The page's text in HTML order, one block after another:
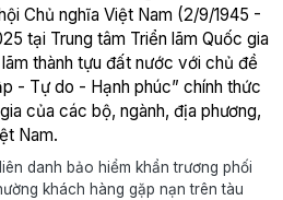
Chủ nghĩa Việt Nam (2/9/1945 -
tại Trung tâm Triển lãm Quốc gia
thành tựu đất nước với chủ đề
- Tự do - Hạnh phúc” chính thức
của các bộ, ngành, địa phương,
Nam.
danh bảo hiểm khẩn trương phối
khách hàng gặp nạn trên tàu